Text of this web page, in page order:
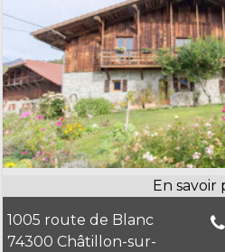
1005 route de Blanc
74300 Châtillon-sur-